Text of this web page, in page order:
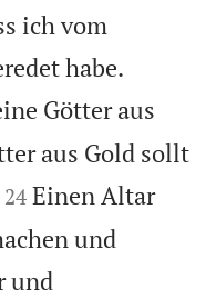
ich vom
habe.
Götter aus
aus Gold sollt


24 Einen Altar
und
und